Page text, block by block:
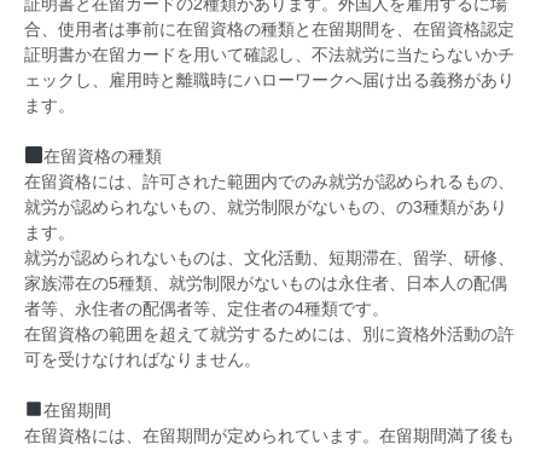
合、使用者は事前に在留資格の種類と在留期間を、在留資格認定
証明書か在留カードを用いて確認し、不法就労に当たらないかチ
ェックし、雇用時と離職時にハローワークへ届け出る義務があり
ます。
在留資格の種類
在留資格には、許可された範囲内でのみ就労が認められるもの、
就労が認められないもの、就労制限がないもの、の3種類があり
ます。
就労が認められないものは、文化活動、短期滞在、留学、研修、
家族滞在の5種類、就労制限がないものは永住者、日本人の配偶
者等、永住者の配偶者等、定住者の4種類です。
在留資格の範囲を超えて就労するためには、別に資格外活動の許
可を受けなければなりません。
在留期間
在留資格には、在留期間が定められています。在留期間満了後も